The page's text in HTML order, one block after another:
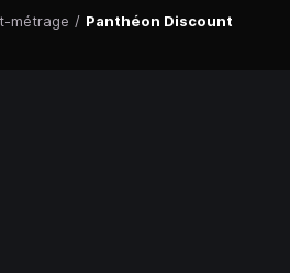
métrage / Panthéon Discount